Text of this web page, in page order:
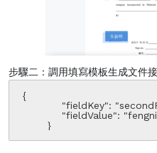
步驟二：調用填寫模板生成文件
        }